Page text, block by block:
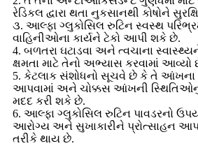
રેડિકલ દ્વારા થતા નુકસાનથી કોષોને
૩. આલ્ફા ગ્લુકોસિલ રુટિન સ્વસ્થ
વાહિનીઓના કાર્યને ટેકો આપી શકે છે.
4. બળતરા ઘટાડવા અને ત્વચાના
ક્ષમતા માટે તેનો અભ્યાસ કરવામાં આવ્યો
5. કેટલાક સંશોધનો સૂચવે છે કે તે આંખના
આપવામાં અને ચોક્કસ આંખની સ્થિતિઓનું
મદદ કરી શકે છે.
6. આલ્ફા ગ્લુકોસિલ રુટિન પાવડરનો
આરોગ્ય અને સુખાકારીને પ્રોત્સાહન
તરીકે થાય છે.